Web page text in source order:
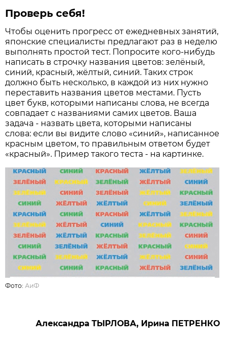
Проверь себя!
Чтобы оценить прогресс от ежедневных занятий,
японские специалисты предлагают раз в неделю
выполнять простой тест. Попросите кого-нибудь
написать в строчку названия цветов: зелёный,
синий, красный, жёлтый, синий. Таких строк
должно быть несколько, в каждой из них нужно
переставить названия цветов местами. Пусть
цвет букв, которыми написаны слова, не всегда
совпадает с названиями самих цветов. Ваша
задача - назвать цвета, которыми написаны
слова: если вы видите слово «синий», написанное
красным цветом, то правильным ответом будет
«красный». Пример такого теста - на картинке.
Фото: АиФ
Александра ТЫРЛОВА, Ирина ПЕТРЕНКО